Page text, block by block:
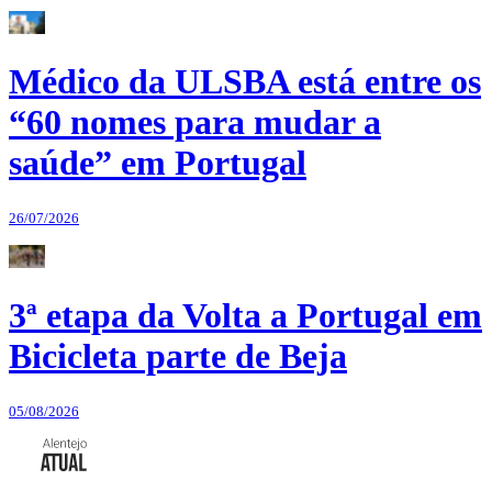
Médico da ULSBA está entre os
“60 nomes para mudar a
saúde” em Portugal
26/07/2026
3ª etapa da Volta a Portugal em
Bicicleta parte de Beja
05/08/2026